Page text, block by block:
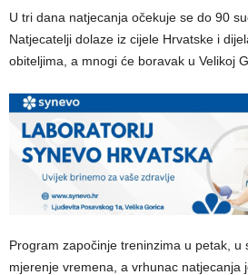
U tri dana natjecanja očekuje se do 90
Natjecatelji dolaze iz cijele Hrvatske i
obiteljima, a mnogi će boravak u Velikoj
Program započinje treninzima u petak, u
mjerenje vremena, a vrhunac natjecanja